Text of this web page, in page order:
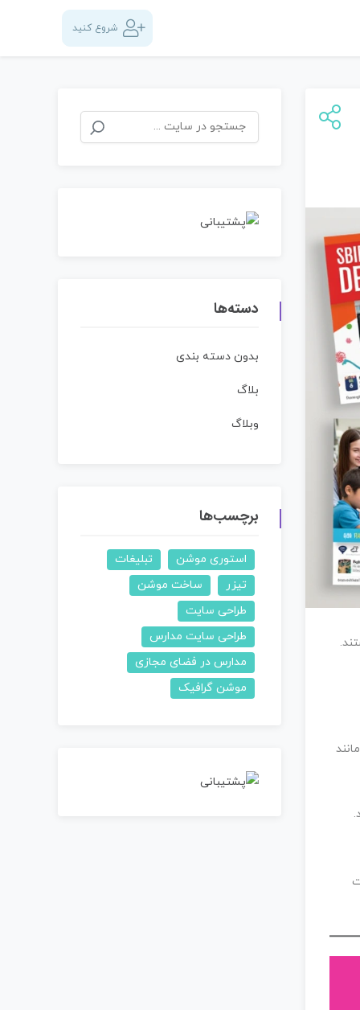
شروع کنید
دسته‌ها
بدون دسته بندی
بلاگ
وبلاگ
برچسب‌ها
استوری موشن
تبلیغات
تیزر
ساخت موشن
طراحی سایت
طراحی سایت مدارس
مدارس در فضای مجازی
موشن گرافیک